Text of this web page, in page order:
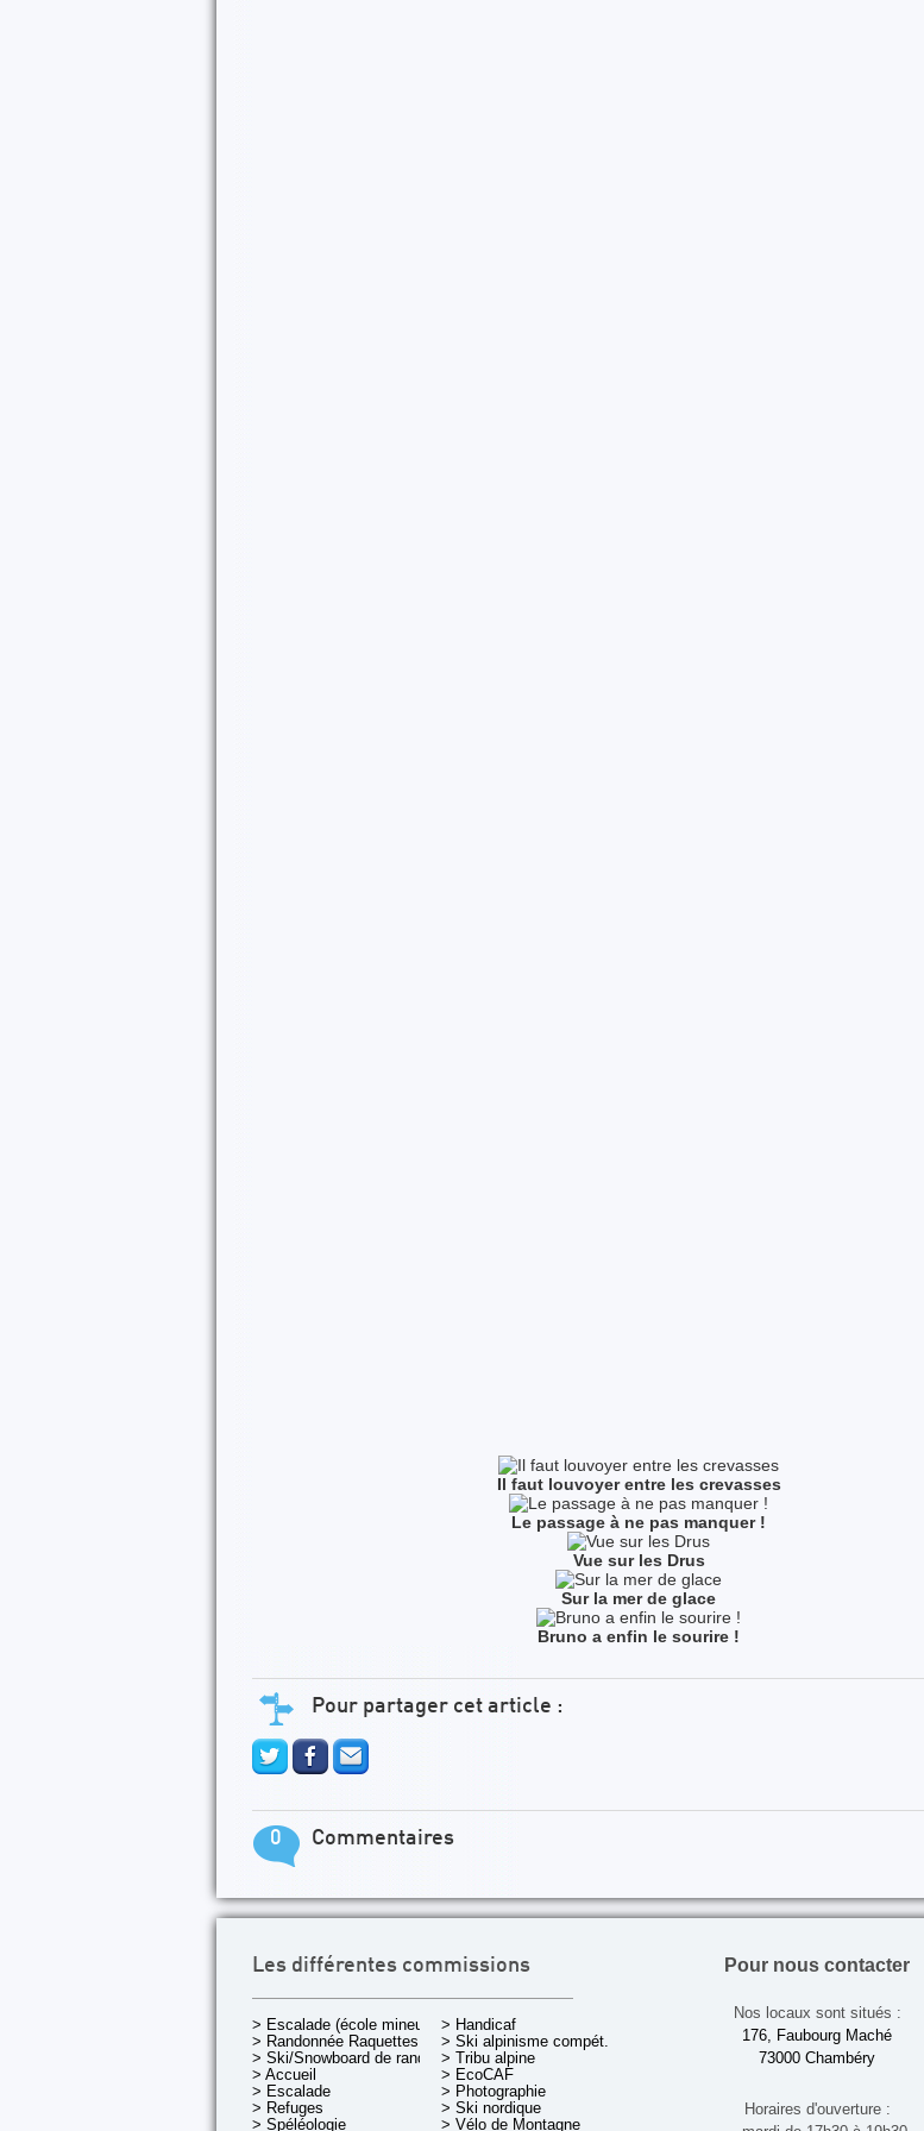
Il faut louvoyer entre les crevasses
Le passage à ne pas manquer !
Vue sur les Drus
Sur la mer de glace
Bruno a enfin le sourire !
Pour partager cet article :
0 Commentaires
Les différentes commissions
> Escalade (école mineurs)
> Randonnée Raquettes
> Ski/Snowboard de rando.
> Accueil
> Escalade
> Refuges
> Spéléologie
> Handicaf
> Ski alpinisme compét.
> Tribu alpine
> EcoCAF
> Photographie
> Ski nordique
> Vélo de Montagne
Pour nous contacter
Nos locaux sont situés :
176, Faubourg Maché
73000 Chambéry
Horaires d'ouverture :